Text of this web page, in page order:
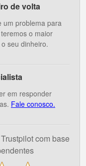
de volta
um problema para
o maior
seu dinheiro.
em responder
Fale conosco.
com base